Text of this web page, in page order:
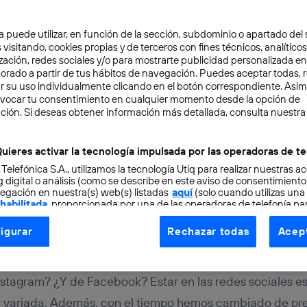
6 min
sociales más
15 años
¿Y de Facebook? Estar en las redes sociales
Además, con el tiempo hemos cambiado de
puede utilizar, en función de la sección, subdominio o apartado del
visitando, cookies propias y de terceros con fines técnicos,
redes sociales y/o para mostrarte publicidad personalizada
a partir de tus hábitos de navegación. Puedes aceptar todas,
su uso individualmente clicando en el botón correspondiente.
tu consentimiento en cualquier momento desde la opción de
Si deseas obtener información más detallada, consulta nuestra
activar la tecnología impulsada por las operadoras de
S.A., utilizamos la tecnología Utiq para realizar nuestras
digital o análisis (como se describe en este aviso de
en nuestra(s) web(s) listadas aquí(solo cuando utilizas una
, proporcionada por una de las operadoras de telefonía
consentimiento en cada página web).
Utiq está diseñada con la privacidad como prioridad
tu dirección IP y otra información de la cuenta de cliente de
a la conexión que utilizas (p. ej., número de teléfono móvil).
Rechazar todas